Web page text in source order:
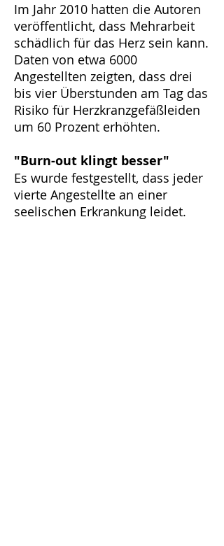
Im Jahr 2010 hatten die Autoren
veröffentlicht, dass Mehrarbeit
schädlich für das Herz sein kann.
Daten von etwa 6000
Angestellten zeigten, dass drei
bis vier Überstunden am Tag das
Risiko für Herzkranzgefäßleiden
um 60 Prozent erhöhten.
"Burn-out klingt besser"
Es wurde festgestellt, dass jeder
vierte Angestellte an einer
seelischen Erkrankung leidet.